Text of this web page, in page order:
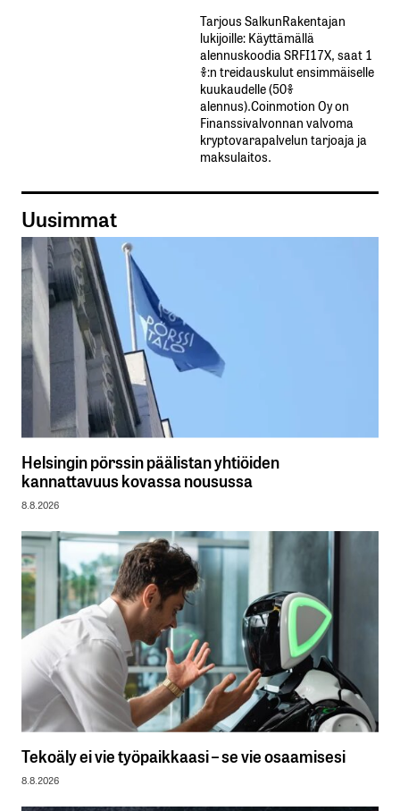
Tarjous SalkunRakentajan
lukijoille: Käyttämällä​ ​
alennuskoodia​ ​SRFI17X,​ ​saat​ ​1
%:n treidauskulut​ ​ensimmäiselle​ ​
kuukaudelle​ ​(50%​ ​
alennus).Coinmotion Oy on
Finanssivalvonnan valvoma
kryptovarapalvelun tarjoaja ja
maksulaitos.
Uusimmat
Helsingin pörssin päälistan yhtiöiden
kannattavuus kovassa nousussa
8.8.2026
Tekoäly ei vie työpaikkaasi – se vie osaamisesi
8.8.2026